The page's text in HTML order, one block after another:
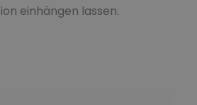
einhängen lassen.